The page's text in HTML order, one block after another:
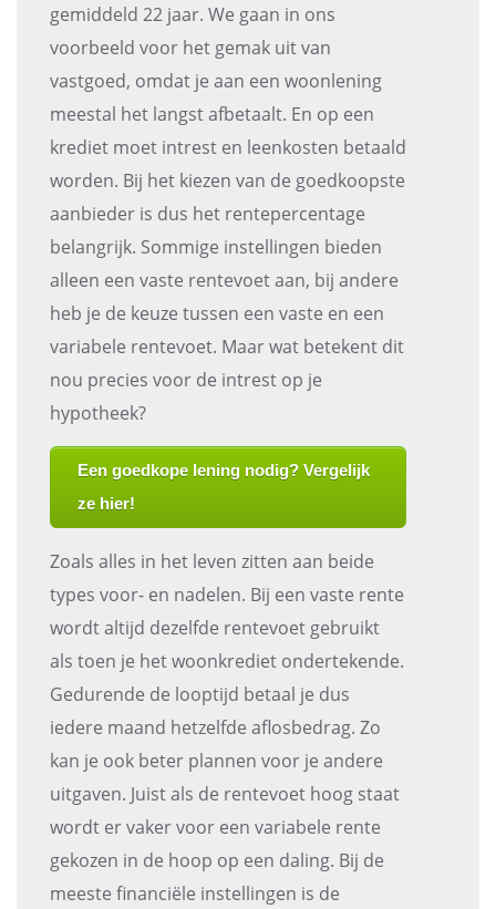
gemiddeld 22 jaar. We gaan in ons
voorbeeld voor het gemak uit van
vastgoed, omdat je aan een woonlening
meestal het langst afbetaalt. En op een
krediet moet intrest en leenkosten betaald
worden. Bij het kiezen van de goedkoopste
aanbieder is dus het rentepercentage
belangrijk. Sommige instellingen bieden
alleen een vaste rentevoet aan, bij andere
heb je de keuze tussen een vaste en een
variabele rentevoet. Maar wat betekent dit
nou precies voor de intrest op je
hypotheek?
Een goedkope lening nodig? Vergelijk
ze hier!
Zoals alles in het leven zitten aan beide
types voor- en nadelen. Bij een vaste rente
wordt altijd dezelfde rentevoet gebruikt
als toen je het woonkrediet ondertekende.
Gedurende de looptijd betaal je dus
iedere maand hetzelfde aflosbedrag. Zo
kan je ook beter plannen voor je andere
uitgaven. Juist als de rentevoet hoog staat
wordt er vaker voor een variabele rente
gekozen in de hoop op een daling. Bij de
meeste financiële instellingen is de